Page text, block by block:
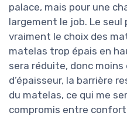
palace, mais pour une
largement le job. Le seul
vraiment le choix des
matelas trop épais en
sera réduite, donc moins
d’épaisseur, la barrière
du matelas, ce qui me
compromis entre